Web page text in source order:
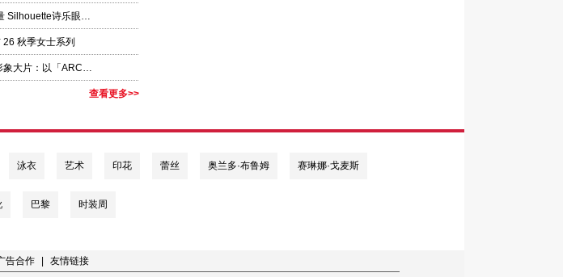
纯粹之镜，简即力量 Silhouette诗乐眼镜全新Pure Visionary系列，以极简建筑艺术诠释轻盈力量
秋季女士系列
UR发布2026秋冬形象大片：以「ARCHITECTURE 建筑」为题，构筑风格永续的时装美学
查看更多>>
泳衣 艺术 印花 蕾丝 奥兰多·布鲁姆 赛琳娜·戈麦斯
巴黎 时装周
告合作 友情链接